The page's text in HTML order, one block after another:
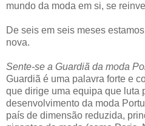
mundo da moda em si, se
De seis em seis meses
nova.
Sente-se a Guardiã da moda
Guardiã é uma palavra forte e
que dirige uma equipa que luta
desenvolvimento da moda
país de dimensão reduzida,